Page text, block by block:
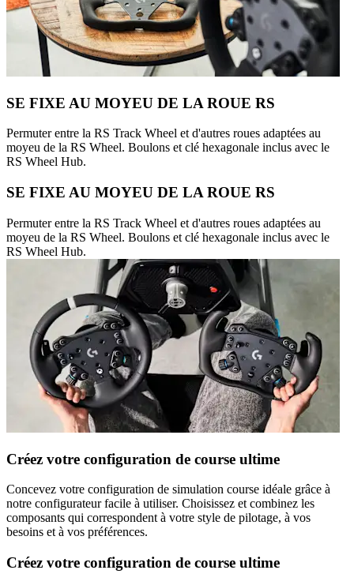
SE FIXE AU MOYEU DE LA ROUE RS
Permuter entre la RS Track Wheel et d'autres roues adaptées au
moyeu de la RS Wheel. Boulons et clé hexagonale inclus avec le
RS Wheel Hub.
SE FIXE AU MOYEU DE LA ROUE RS
Permuter entre la RS Track Wheel et d'autres roues adaptées au
moyeu de la RS Wheel. Boulons et clé hexagonale inclus avec le
RS Wheel Hub.
Créez votre configuration de course ultime
Concevez votre configuration de simulation course idéale grâce à
notre configurateur facile à utiliser. Choisissez et combinez les
composants qui correspondent à votre style de pilotage, à vos
besoins et à vos préférences.
Créez votre configuration de course ultime